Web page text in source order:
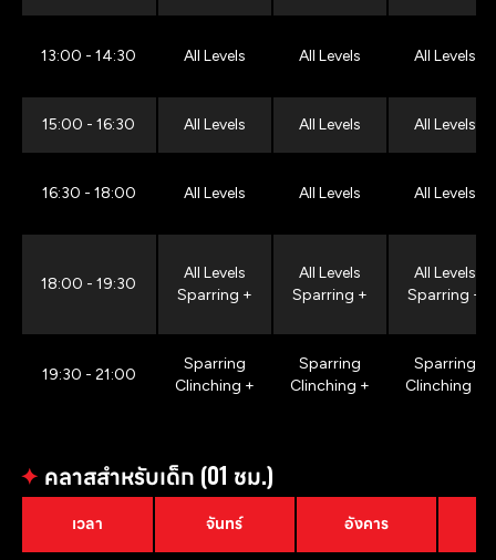
13:00 - 14:30 All Levels All Levels All Levels
15:00 - 16:30 All Levels All Levels All Levels
16:30 - 18:00 All Levels All Levels All Levels
18:00 - 19:30
All Levels
Sparring +
All Levels
Sparring +
All Levels
Sparring +
19:30 - 21:00
Sparring
Clinching +
Sparring
Clinching +
Sparring
Clinching +
✦ คลาสสำหรับเด็ก (01 ชม.)
เวลา จันทร์ อังคาร